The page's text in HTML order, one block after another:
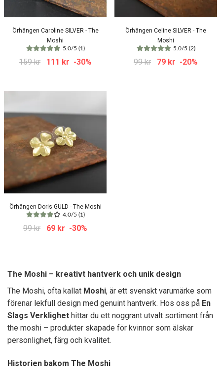
Örhängen Caroline SILVER - The
Moshi
5.0/5 (1)
159 kr 111 kr -30%
Örhängen Celine SILVER - The
Moshi
5.0/5 (2)
99 kr 79 kr -20%
Örhängen Doris GULD - The Moshi
4.0/5 (1)
99 kr 69 kr -30%
The Moshi – kreativt hantverk och unik design
The Moshi, ofta kallat Moshi, är ett svenskt varumärke som
förenar lekfull design med genuint hantverk. Hos oss på En
Slags Verklighet hittar du ett noggrant utvalt sortiment från
the moshi – produkter skapade för kvinnor som älskar
personlighet, färg och kvalitet.
Historien bakom The Moshi